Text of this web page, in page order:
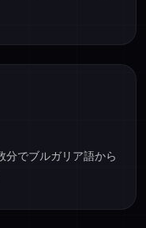
分でブルガリア語から